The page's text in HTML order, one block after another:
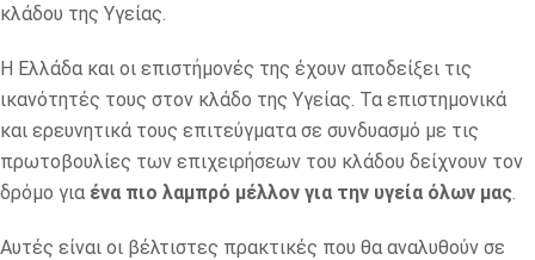
κλάδου της Υγείας.
Η Ελλάδα και οι επιστήμονές της έχουν αποδείξει τις
ικανότητές τους στον κλάδο της Υγείας. Τα επιστημονικά
και ερευνητικά τους επιτεύγματα σε συνδυασμό με τις
πρωτοβουλίες των επιχειρήσεων του κλάδου δείχνουν τον
δρόμο για ένα πιο λαμπρό μέλλον για την υγεία όλων μας
Αυτές είναι οι βέλτιστες πρακτικές που θα αναλυθούν σε